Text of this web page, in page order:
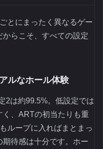
とにまったく異なるゲー
らこそ、すべての設定
ルなホール体験
2は約99.5%。低設定では
、ARTの初当たりも重
ループに入ればまとまっ
待感は十分です。ホー